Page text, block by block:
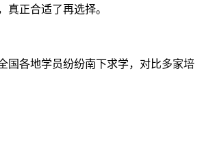
正合适了再选择。
国各地学员纷纷南下求学，对比多家培